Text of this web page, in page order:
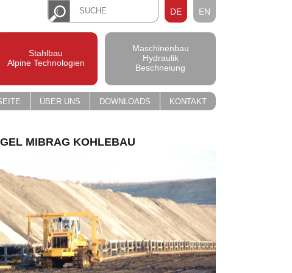
DE EN
Stahlbau
Alpine Technologien
Maschinenbau
Hydraulik
Beschneiung
ÜBER UNS DOWNLOADS KONTAKT
MIBRAG KOHLEBAU